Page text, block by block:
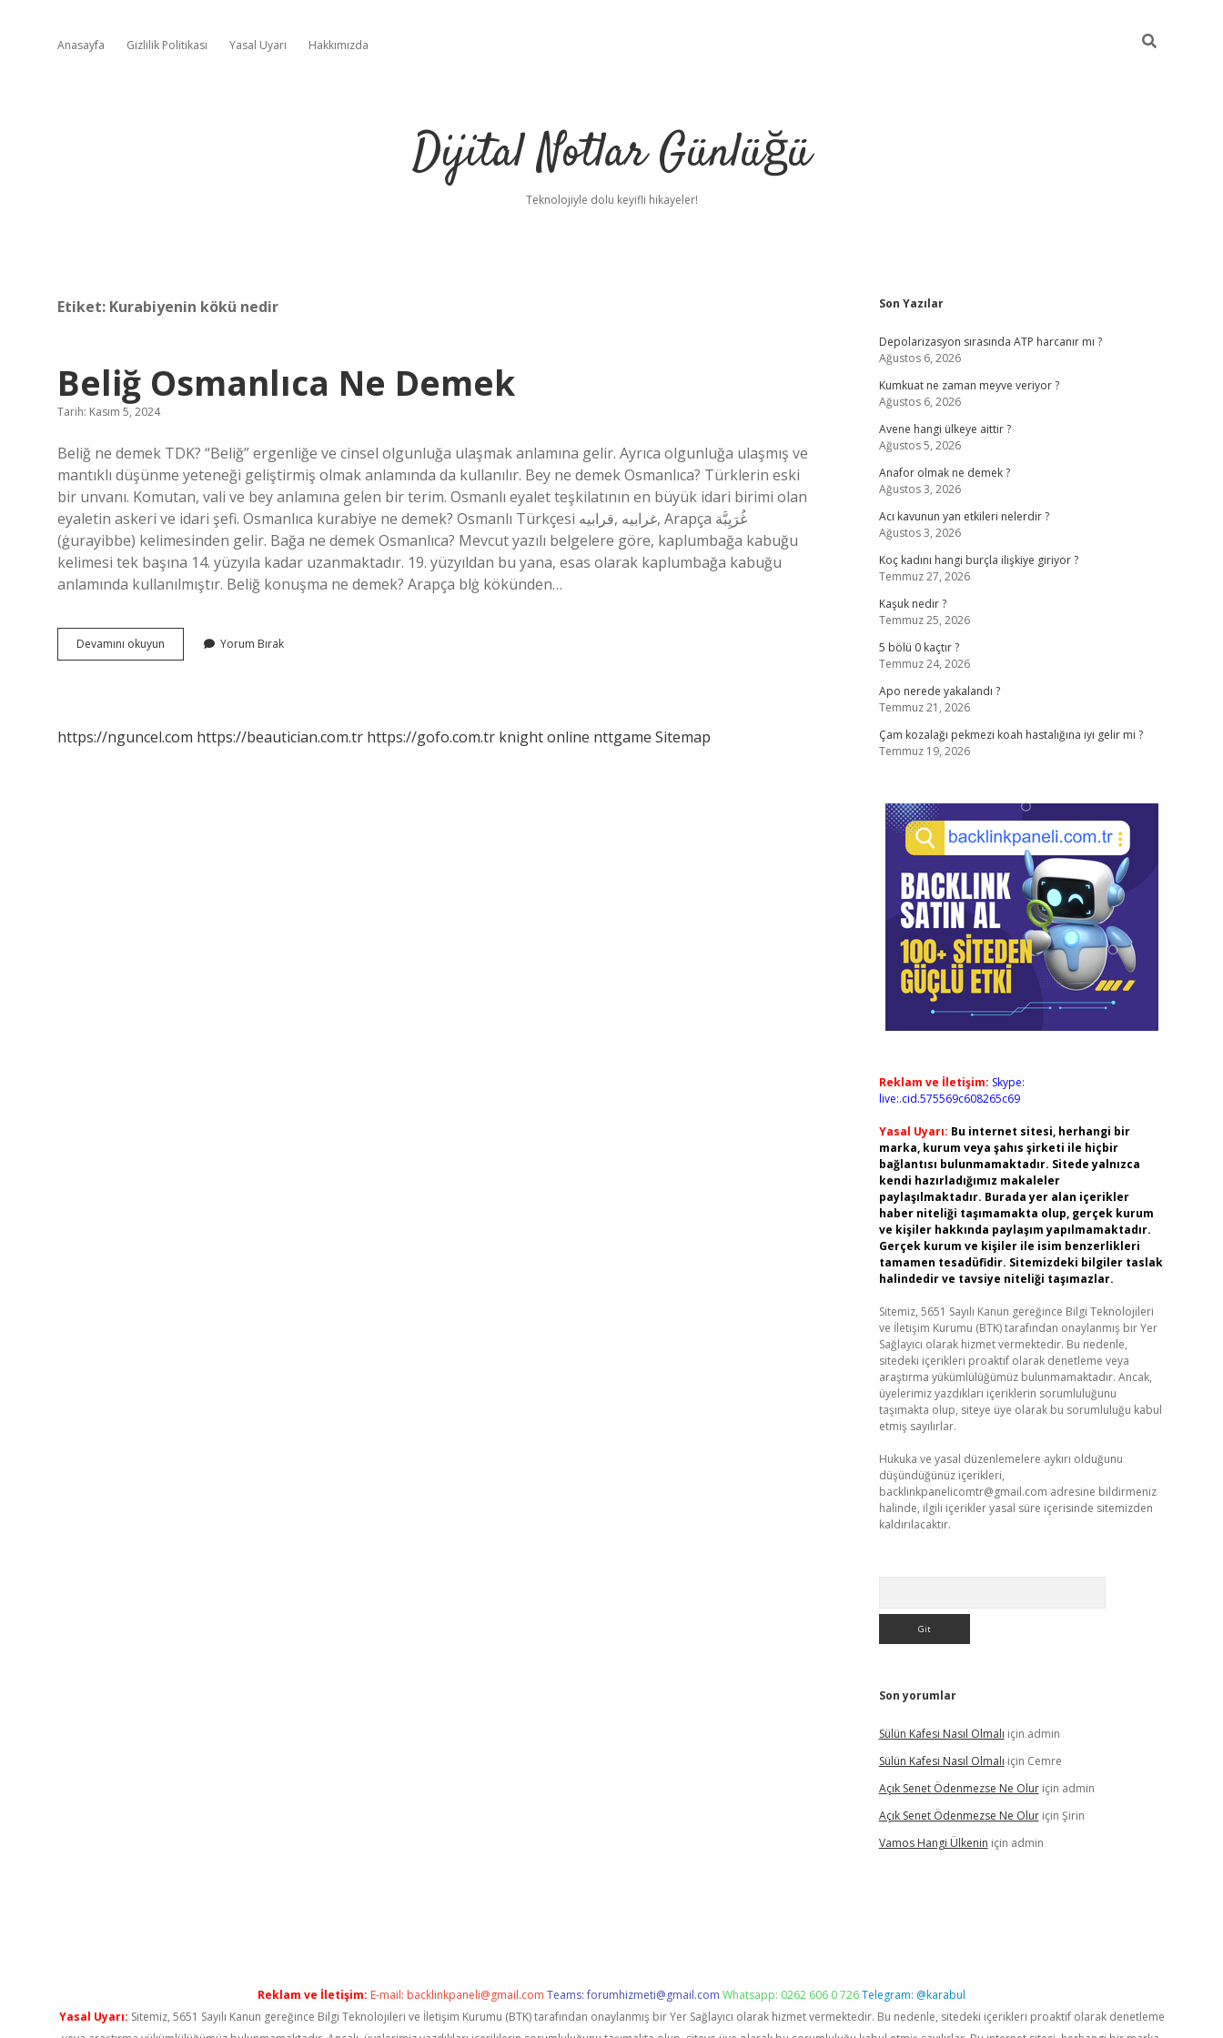
Anasayfa Gizlilik Politikası Yasal Uyarı Hakkımızda
Dijital Notlar Günlüğü
Teknolojiyle dolu keyifli hikayeler!
Etiket: Kurabiyenin kökü nedir
Beliğ Osmanlıca Ne Demek
Tarih: Kasım 5, 2024
Beliğ ne demek TDK? “Beliğ” ergenliğe ve cinsel olgunluğa ulaşmak anlamına gelir. Ayrıca olgunluğa ulaşmış ve
mantıklı düşünme yeteneği geliştirmiş olmak anlamında da kullanılır. Bey ne demek Osmanlıca? Türklerin eski
bir unvanı. Komutan, vali ve bey anlamına gelen bir terim. Osmanlı eyalet teşkilatının en büyük idari birimi olan
eyaletin askeri ve idari şefi. Osmanlıca kurabiye ne demek? Osmanlı Türkçesi قرابیه‎, غرابیه‎, Arapça غُرَيِبَّة‎
(ġurayibbe) kelimesinden gelir. Bağa ne demek Osmanlıca? Mevcut yazılı belgelere göre, kaplumbağa kabuğu
kelimesi tek başına 14. yüzyıla kadar uzanmaktadır. 19. yüzyıldan bu yana, esas olarak kaplumbağa kabuğu
anlamında kullanılmıştır. Beliğ konuşma ne demek? Arapça blġ kökünden…
Devamını okuyun
Osmanlıca
Yorum Bırak
https://nguncel.com https://beautician.com.tr https://gofo.com.tr knight online nttgame Sitemap
Sidebar
Son Yazılar
Depolarizasyon sırasında ATP harcanır mı ?
Ağustos 6, 2026
Kumkuat ne zaman meyve veriyor ?
Ağustos 6, 2026
Avene hangi ülkeye aittir ?
Ağustos 5, 2026
Anafor olmak ne demek ?
Ağustos 3, 2026
Acı kavunun yan etkileri nelerdir ?
Ağustos 3, 2026
Koç kadını hangi burçla ilişkiye giriyor ?
Temmuz 27, 2026
Kaşuk nedir ?
Temmuz 25, 2026
5 bölü 0 kaçtır ?
Temmuz 24, 2026
Apo nerede yakalandı ?
Temmuz 21, 2026
Çam kozalağı pekmezi koah hastalığına iyi gelir mi ?
Temmuz 19, 2026
Reklam ve İletişim: Skype:
live:.cid.575569c608265c69
Yasal Uyarı: Bu internet sitesi, herhangi bir
marka, kurum veya şahıs şirketi ile hiçbir
bağlantısı bulunmamaktadır. Sitede yalnızca
kendi hazırladığımız makaleler
paylaşılmaktadır. Burada yer alan içerikler
haber niteliği taşımamakta olup, gerçek kurum
ve kişiler hakkında paylaşım yapılmamaktadır.
Gerçek kurum ve kişiler ile isim benzerlikleri
tamamen tesadüfidir. Sitemizdeki bilgiler taslak
halindedir ve tavsiye niteliği taşımazlar.
Sitemiz, 5651 Sayılı Kanun gereğince Bilgi Teknolojileri
ve İletişim Kurumu (BTK) tarafından onaylanmış bir Yer
Sağlayıcı olarak hizmet vermektedir. Bu nedenle,
sitedeki içerikleri proaktif olarak denetleme veya
araştırma yükümlülüğümüz bulunmamaktadır. Ancak,
üyelerimiz yazdıkları içeriklerin sorumluluğunu
taşımakta olup, siteye üye olarak bu sorumluluğu kabul
etmiş sayılırlar.
Hukuka ve yasal düzenlemelere aykırı olduğunu
düşündüğünüz içerikleri,
backlinkpanelicomtr@gmail.com adresine bildirmeniz
halinde, ilgili içerikler yasal süre içerisinde sitemizden
kaldırılacaktır.
Son yorumlar
Sülün Kafesi Nasıl Olmalı için admin
Sülün Kafesi Nasıl Olmalı için Cemre
Açık Senet Ödenmezse Ne Oluriçin admin
Açık Senet Ödenmezse Ne Oluriçin Şirin
Vamos Hangi Ülkenin için admin
Reklam ve İletişim: E-mail: backlinkpaneli@gmail.com Teams:forumhizmeti@gmail.com Whatsapp: 0262 606 0 726Telegram: @karabul
Yasal Uyarı: Sitemiz, 5651 Sayılı Kanun gereğince Bilgi Teknolojileri ve İletişim Kurumu (BTK) tarafından onaylanmış bir Yer Sağlayıcı olarak hizmet vermektedir. Bu nedenle, sitedeki içerikleri proaktif olarak denetleme